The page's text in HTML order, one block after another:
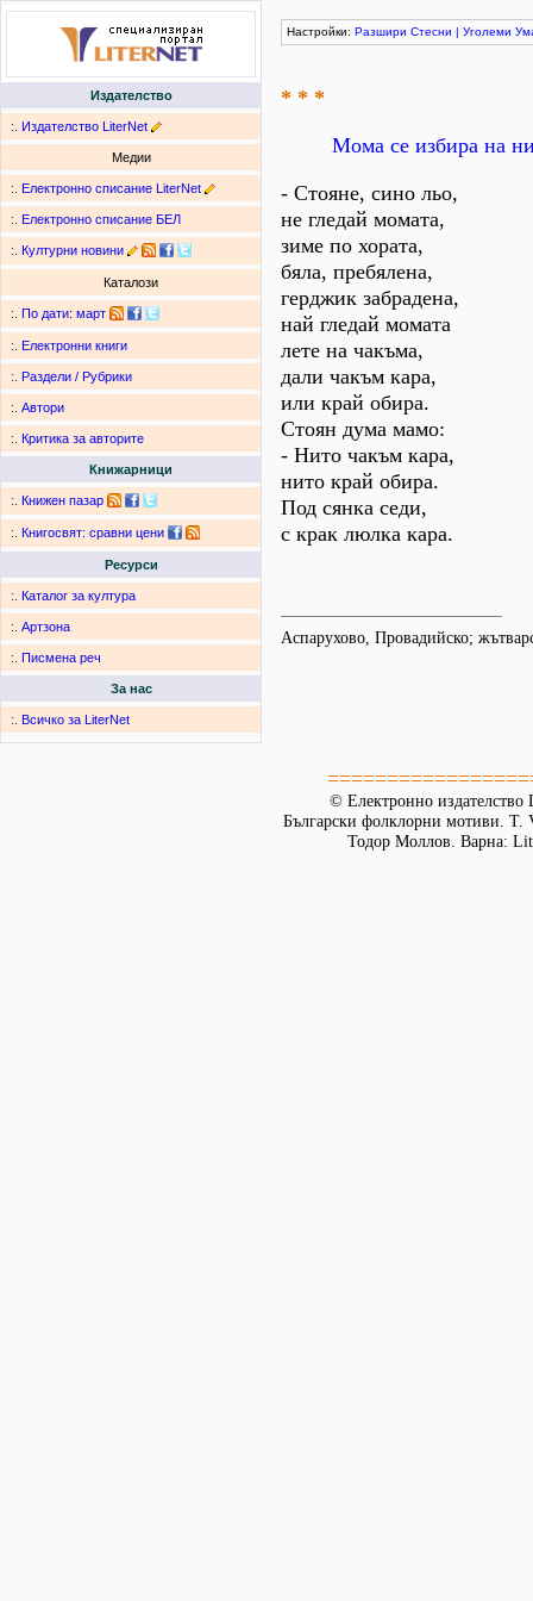
Издателство
:. Издателство LiterNet
Медии
:. Електронно списание LiterNet
:. Електронно списание БЕЛ
:. Културни новини
Каталози
:. По дати: март
:. Електронни книги
:. Раздели / Рубрики
:. Автори
:. Критика за авторите
Книжарници
:. Книжен пазар
:. Книгосвят: сравни цени
Ресурси
:. Каталог за култура
:. Артзона
:. Писмена реч
За нас
:. Всичко за LiterNet
Настройки: Разшири Стесни | Уголеми
* * *
Мома се избира на
- Стояне, сино льо,
не гледай момата,
зиме по хората,
бяла, пребялена,
герджик забрадена,
най гледай момата
лете на чакъма,
дали чакъм кара,
или край обира.
Стоян дума мамо:
- Нито чакъм кара,
нито край обира.
Под сянка седи,
с крак люлка кара.
Аспарухово, Провадийско;
© Електронно издателство
Български фолклорни мотиви. Т.
Тодор Моллов. Варна: